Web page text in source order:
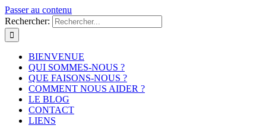
Passer au contenu
Rechercher:
BIENVENUE
QUI SOMMES-NOUS ?
QUE FAISONS-NOUS ?
COMMENT NOUS AIDER ?
LE BLOG
CONTACT
LIENS